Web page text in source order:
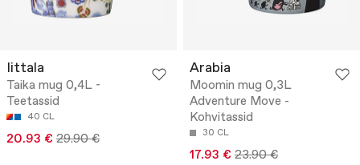
Iittala
Taika mug 0,4L -
Teetassid
40 CL
20.93 € 29.90 €
Arabia
Moomin mug 0,3L
Adventure Move -
Kohvitassid
30 CL
17.93 € 23.90 €